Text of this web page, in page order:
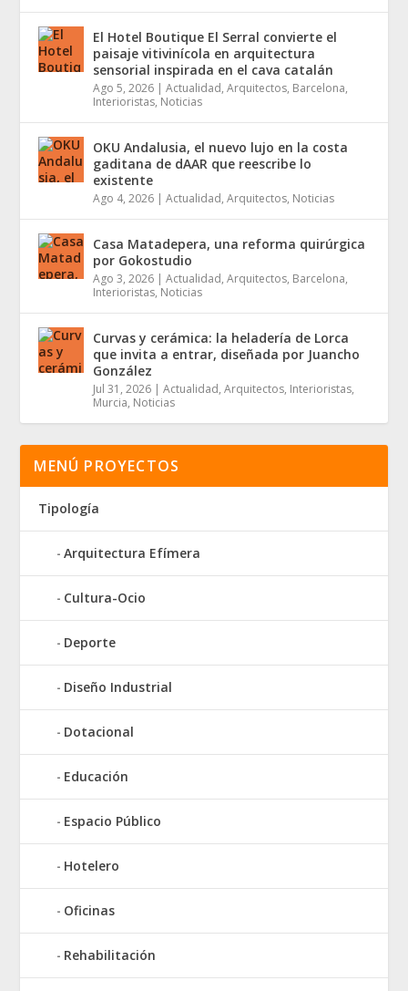
El Hotel Boutique El Serral convierte el
paisaje vitivinícola en arquitectura
sensorial inspirada en el cava catalán
Ago 5, 2026 |Actualidad,Arquitectos, Barcelona,
Interioristas, Noticias
OKU Andalusia, el nuevo lujo en la costa
gaditana de dAAR que reescribe lo
existente
Ago 4, 2026 |Actualidad,Arquitectos, Noticias
Casa Matadepera, una reforma quirúrgica
por Gokostudio
Ago 3, 2026 |Actualidad,Arquitectos, Barcelona,
Interioristas, Noticias
Curvas y cerámica: la heladería de Lorca
que invita a entrar, diseñada por Juancho
González
Jul 31, 2026 |Actualidad,Arquitectos, Interioristas,
Murcia, Noticias
MENÚ PROYECTOS
Tipología
Arquitectura Efímera
Cultura-Ocio
Deporte
Diseño Industrial
Dotacional
Educación
Espacio Público
Hotelero
Oficinas
Rehabilitación